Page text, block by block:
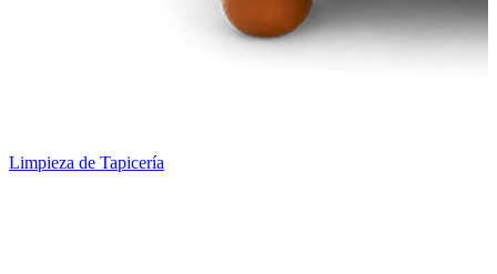
Limpieza de Tapicería